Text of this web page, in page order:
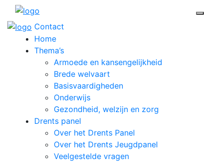
Contact
Home
Thema’s
Armoede en kansengelijkheid
Brede welvaart
Basisvaardigheden
Onderwijs
Gezondheid, welzijn en zorg
Drents panel
Over het Drents Panel
Over het Drents Jeugdpanel
Veelgestelde vragen